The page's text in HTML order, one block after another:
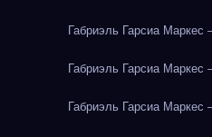
Габриэль Гарсиа
Габриэль Гарсиа
Габриэль Гарсиа